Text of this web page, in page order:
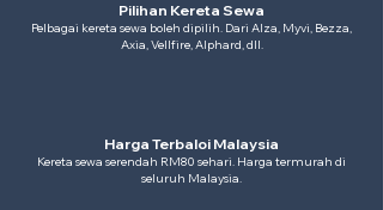
Pilihan Kereta Sewa
Pelbagai kereta sewa boleh dipilih. Dari Alza, Myvi, Bezza,
Axia, Vellfire, Alphard, dll.
Harga Terbaloi Malaysia
Kereta sewa serendah RM80 sehari. Harga termurah di
seluruh Malaysia.